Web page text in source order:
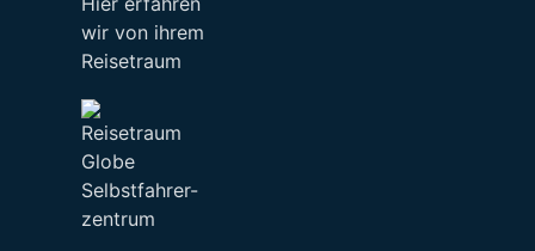
wir von ihrem
Reisetraum
Selbstfahrer-
zentrum